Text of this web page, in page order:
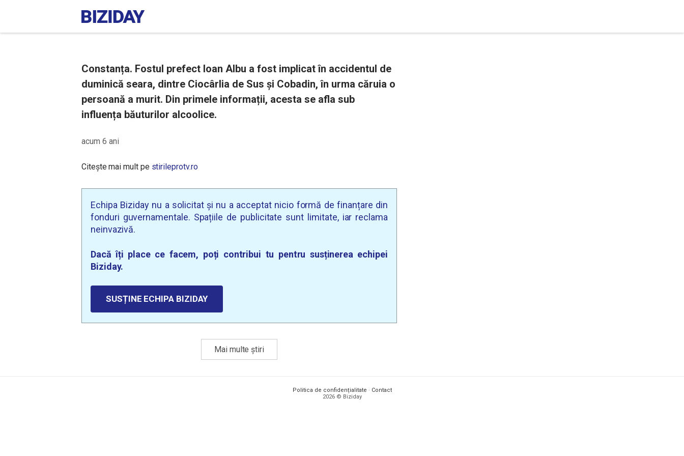
Constanța. Fostul prefect Ioan Albu a fost implicat în accidentul de
duminică seara, dintre Ciocârlia de Sus și Cobadin, în urma căruia o
persoană a murit. Din primele informații, acesta se afla sub
influența băuturilor alcoolice.
acum 6 ani
Citește mai mult pe stirileprotv.ro
Echipa Biziday nu a solicitat și nu a acceptat nicio formă de finanțare din
fonduri guvernamentale. Spațiile de publicitate sunt limitate, iar reclama
neinvazivă.
Dacă îți place ce facem, poți contribui tu pentru susținerea echipei
Biziday.
SUSȚINE ECHIPA BIZIDAY
Mai multe știri
Politica de confidențialitate · Contact
2026 © Biziday